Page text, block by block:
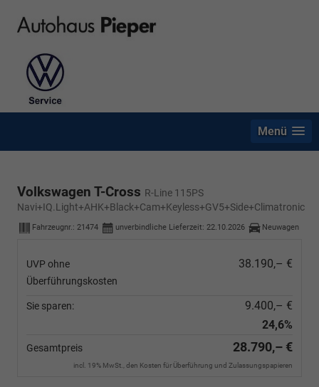
Menü
Volkswagen T-Cross R-Line 115PS
Navi+IQ.Light+AHK+Black+Cam+Keyless+GV5+Side+Climatronic
Fahrzeugnr.: 21474 unverbindliche Lieferzeit: 22.10.2026 Neuwagen
UVP ohne
Überführungskosten
38.190,– €
Sie sparen:
9.400,– €
24,6%
Gesamtpreis 28.790,– €
incl. 19% MwSt., den Kosten für Überführung und Zulassungspapieren